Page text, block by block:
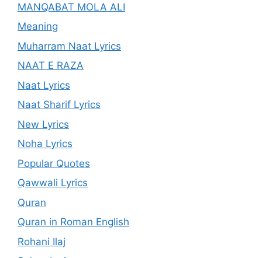
MANQABAT MOLA ALI
Meaning
Muharram Naat Lyrics
NAAT E RAZA
Naat Lyrics
Naat Sharif Lyrics
New Lyrics
Noha Lyrics
Popular Quotes
Qawwali Lyrics
Quran
Quran in Roman English
Rohani Ilaj